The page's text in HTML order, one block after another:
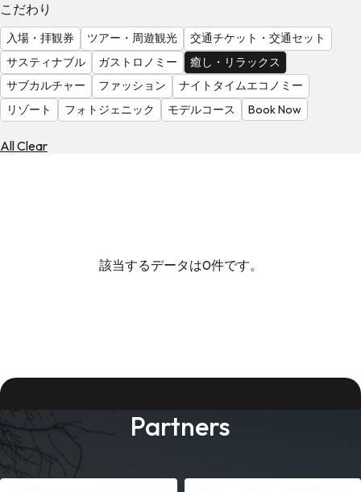
る
気
を
見
る
こだわり
入場・拝観券 ツアー・周遊観光
交通チケット・交通セット
サスティナブル
ガストロノミー
癒し・リラックス
サブカルチャー
ファッション
ナイトタイムエコノミー
リゾート
フォトジェニック モデルコース Book Now
All Clear
該当するデータは0件です。
Partners